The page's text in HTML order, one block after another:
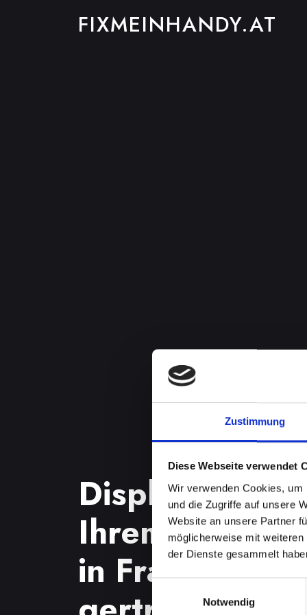
Zustimmung
Diese Webseite verwendet
Wir verwenden Cookies,
und die Zugriffe auf unsere
Website an unsere Partner
möglicherweise mit
der Dienste gesammelt
Einwilligungsauswahl
Notwendig
FIXMEINHANDY.AT
Ihrem
in